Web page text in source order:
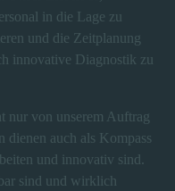
in die Lage zu
und die Zeitplanung
innovative Diagnostik zu
nur von unserem Auftrag
dienen auch als Kompass
und innovativ sind.
sind und wirklich